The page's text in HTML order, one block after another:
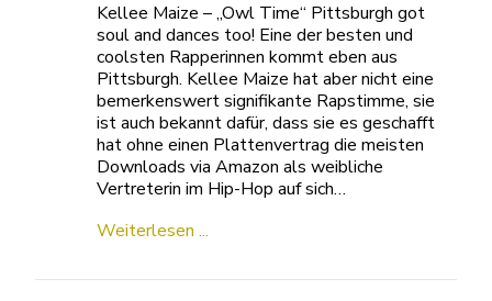
Kellee Maize – „Owl Time“ Pittsburgh got
soul and dances too! Eine der besten und
coolsten Rapperinnen kommt eben aus
Pittsburgh. Kellee Maize hat aber nicht eine
bemerkenswert signifikante Rapstimme, sie
ist auch bekannt dafür, dass sie es geschafft
hat ohne einen Plattenvertrag die meisten
Downloads via Amazon als weibliche
Vertreterin im Hip-Hop auf sich…
Weiterlesen ...